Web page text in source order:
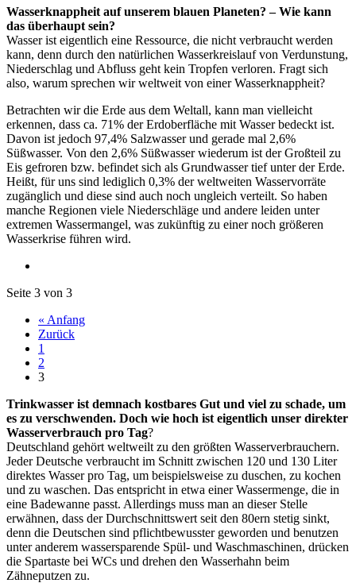
Wasserknappheit auf unserem blauen Planeten? – Wie kann
das überhaupt sein?
Wasser ist eigentlich eine Ressource, die nicht verbraucht werden
kann, denn durch den natürlichen Wasserkreislauf von Verdunstung,
Niederschlag und Abfluss geht kein Tropfen verloren. Fragt sich
also, warum sprechen wir weltweit von einer Wasserknappheit?
Betrachten wir die Erde aus dem Weltall, kann man vielleicht
erkennen, dass ca. 71% der Erdoberfläche mit Wasser bedeckt ist.
Davon ist jedoch 97,4% Salzwasser und gerade mal 2,6%
Süßwasser. Von den 2,6% Süßwasser wiederum ist der Großteil zu
Eis gefroren bzw. befindet sich als Grundwasser tief unter der Erde.
Heißt, für uns sind lediglich 0,3% der weltweiten Wasservorräte
zugänglich und diese sind auch noch ungleich verteilt. So haben
manche Regionen viele Niederschläge und andere leiden unter
extremen Wassermangel, was zukünftig zu einer noch größeren
Wasserkrise führen wird.
Seite 3 von 3
« Anfang
Zurück
1
2
3
Trinkwasser ist demnach kostbares Gut und viel zu schade, um
es zu verschwenden. Doch wie hoch ist eigentlich unser direkter
Wasserverbrauch pro Tag?
Deutschland gehört weltweilt zu den größten Wasserverbrauchern.
Jeder Deutsche verbraucht im Schnitt zwischen 120 und 130 Liter
direktes Wasser pro Tag, um beispielsweise zu duschen, zu kochen
und zu waschen. Das entspricht in etwa einer Wassermenge, die in
eine Badewanne passt. Allerdings muss man an dieser Stelle
erwähnen, dass der Durchschnittswert seit den 80ern stetig sinkt,
denn die Deutschen sind pflichtbewusster geworden und benutzen
unter anderem wassersparende Spül- und Waschmaschinen, drücken
die Spartaste bei WCs und drehen den Wasserhahn beim
Zähneputzen zu.